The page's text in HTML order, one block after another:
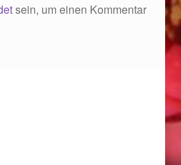
sein, um einen Kommentar